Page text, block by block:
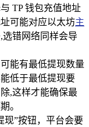
TP 钱包充值地址
可能对应以太坊主
选错网络同样会导
能有最低提现数量
低于最低提现要
,这样才能确保最
。
现”按钮，平台会要